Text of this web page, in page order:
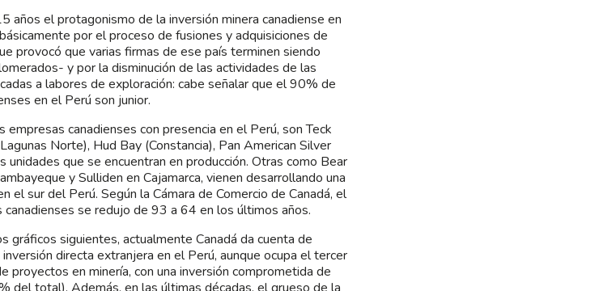
años el protagonismo de la inversión minera canadiense en
por el proceso de fusiones y adquisiciones de
provocó que varias firmas de ese país terminen siendo
y por la disminución de las actividades de las
a labores de exploración: cabe señalar que el 90% de
en el Perú son junior.
empresas canadienses con presencia en el Perú, son Teck
Norte), Hud Bay (Constancia), Pan American Silver
unidades que se encuentran en producción. Otras como Bear
y Sulliden en Cajamarca, vienen desarrollando una
el sur del Perú. Según la Cámara de Comercio de Canadá, el
se redujo de 93 a 64 en los últimos años.
gráficos siguientes, actualmente Canadá da cuenta de
directa extranjera en el Perú, aunque ocupa el tercer
proyectos en minería, con una inversión comprometida de